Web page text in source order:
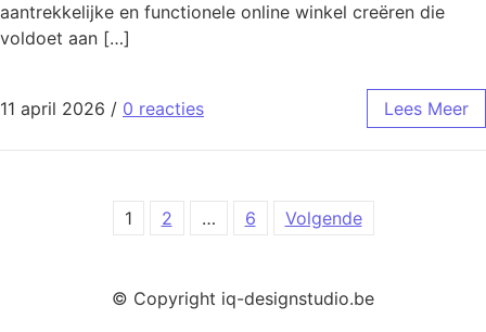
aantrekkelijke en functionele online winkel creëren die
voldoet aan […]
11 april 2026 / 0 reacties Lees Meer
Berichten paginering
1 2 … 6 Volgende
© Copyright iq-designstudio.be